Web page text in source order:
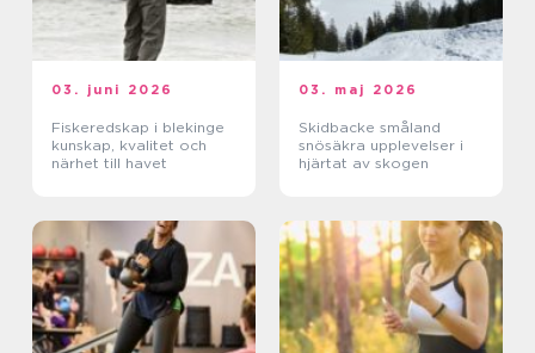
03. juni 2026
Fiskeredskap i blekinge
kunskap, kvalitet och
närhet till havet
03. maj 2026
Skidbacke småland
snösäkra upplevelser i
hjärtat av skogen